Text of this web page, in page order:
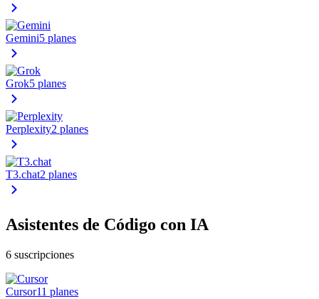
Gemini5 planes
Grok5 planes
Perplexity2 planes
T3.chat2 planes
Asistentes de Código con IA
6 suscripciones
Cursor11 planes